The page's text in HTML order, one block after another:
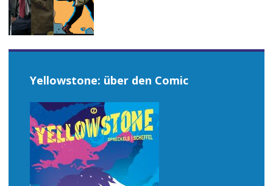
Yellowstone: über den Comic